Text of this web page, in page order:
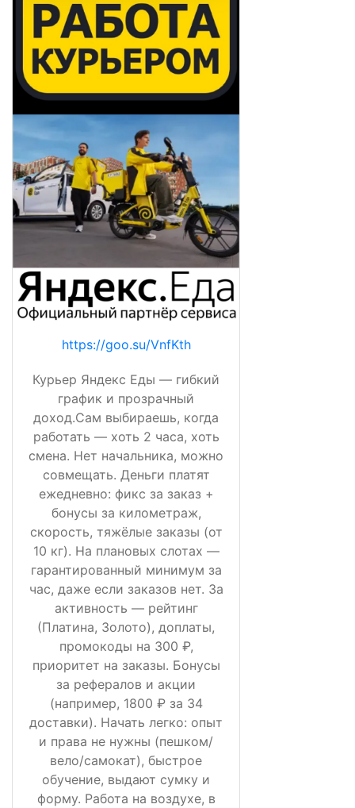
https://goo.su/VnfKth
Курьер Яндекс Еды — гибкий
график и прозрачный
доход.Сам выбираешь, когда
работать — хоть 2 часа, хоть
смена. Нет начальника, можно
совмещать. Деньги платят
ежедневно: фикс за заказ +
бонусы за километраж,
скорость, тяжёлые заказы (от
10 кг). На плановых слотах —
гарантированный минимум за
час, даже если заказов нет. За
активность — рейтинг
(Платина, Золото), доплаты,
промокоды на 300 ₽,
приоритет на заказы. Бонусы
за рефералов и акции
(например, 1800 ₽ за 34
доставки). Начать легко: опыт
и права не нужны (пешком/
вело/самокат), быстрое
обучение, выдают сумку и
форму. Работа на воздухе, в